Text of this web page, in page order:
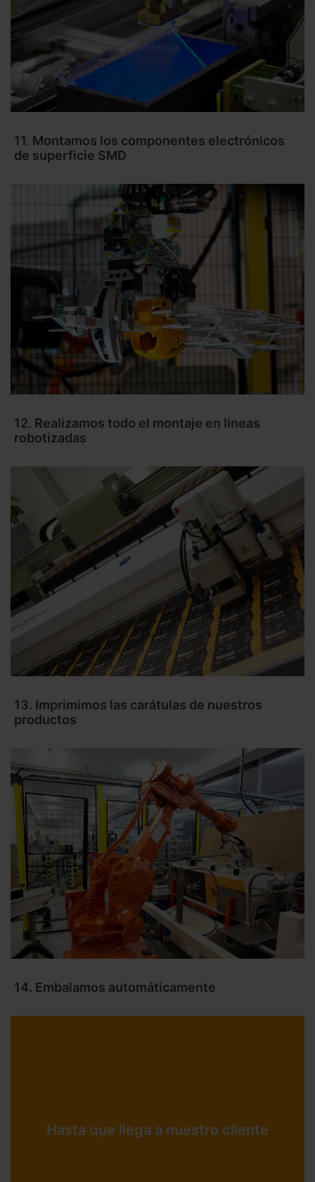
11. Montamos los componentes electrónicos
de superficie SMD
12. Realizamos todo el montaje en lineas
robotizadas
13. Imprimimos las carátulas de nuestros
productos
14. Embalamos automáticamente
Hasta que llega a nuestro cliente